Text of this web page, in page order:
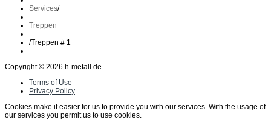
Services/
Treppen
/Treppen # 1
Copyright © 2026 h-metall.de
Terms of Use
Privacy Policy
Cookies make it easier for us to provide you with our services. With the usage of
our services you permit us to use cookies.